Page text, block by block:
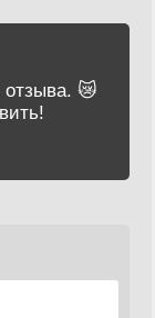
отзыва. 😿